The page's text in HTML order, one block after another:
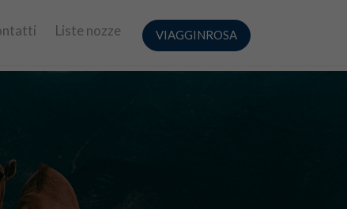
Liste nozze VIAGGINROSA